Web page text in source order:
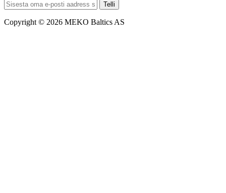
Telli
Copyright © 2026 MEKO Baltics AS